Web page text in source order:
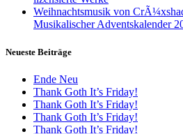
Weihnachtsmusik von
Musikalischer Adventskalender
Neueste Beiträge
Ende Neu
Thank Goth It’s Friday!
Thank Goth It’s Friday!
Thank Goth It’s Friday!
Thank Goth It’s Friday!